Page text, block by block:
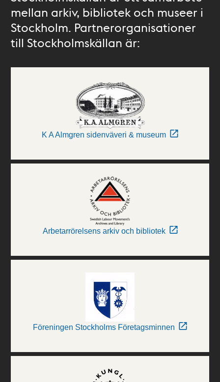
mellan arkiv, bibliotek och museer i
Stockholm. Partnerorganisationer
till Stockholmskällan är:
K A Almgren sidenväveri & museum
Arbetarrörelsens arkiv och bibliotek
Föreningen Stockholms Företagsminnen